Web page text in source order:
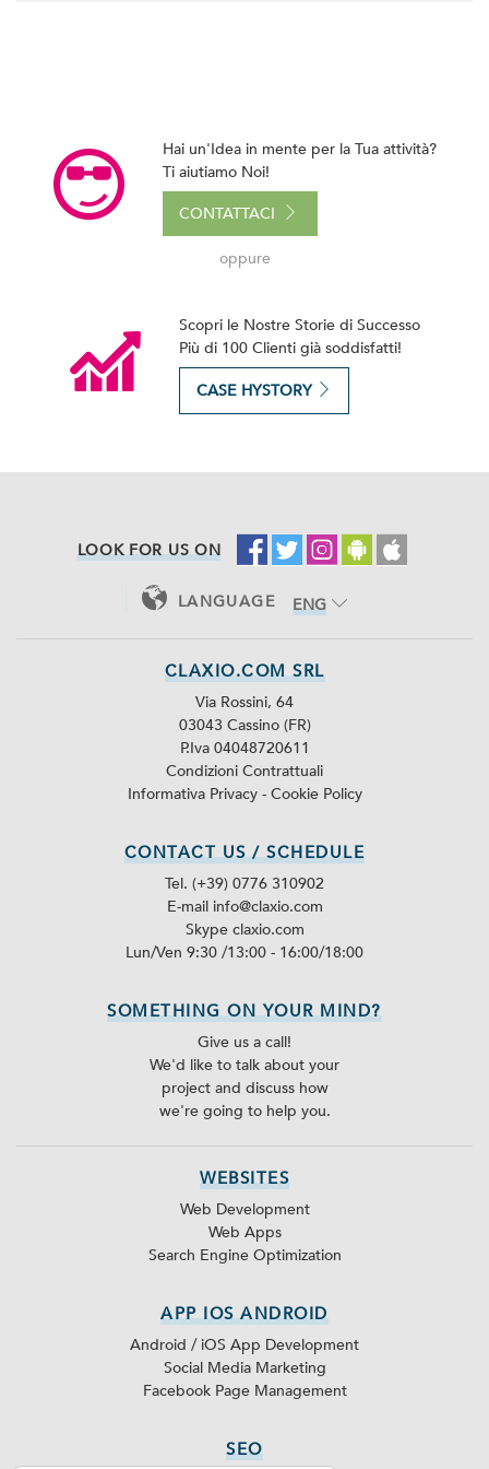
Hai un'Idea in mente per la Tua attività?
Ti aiutiamo Noi!
CONTATTACI
oppure
Scopri le Nostre Storie di Successo
Più di 100 Clienti già soddisfatti!
CASE HYSTORY
LOOK FOR US ON
LANGUAGE
ENG
CLAXIO.COM SRL
Via Rossini, 64
03043 Cassino (FR)
P.Iva 04048720611
Condizioni Contrattuali
Informativa Privacy - Cookie Policy
CONTACT US / SCHEDULE
Tel. (+39) 0776 310902
E-mail info@claxio.com
Skype claxio.com
Lun/Ven 9:30 /13:00 - 16:00/18:00
SOMETHING ON YOUR MIND?
Give us a call!
We'd like to talk about your
project and discuss how
we're going to help you.
WEBSITES
Web Development
Web Apps
Search Engine Optimization
APP IOS ANDROID
Android / iOS App Development
Social Media Marketing
Facebook Page Management
SEO